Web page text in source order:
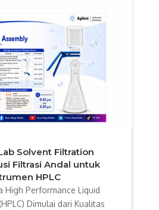
Solvent Filtration
Filtrasi Andal untuk
HPLC
High Performance Liquid
Dimulai dari Kualitas